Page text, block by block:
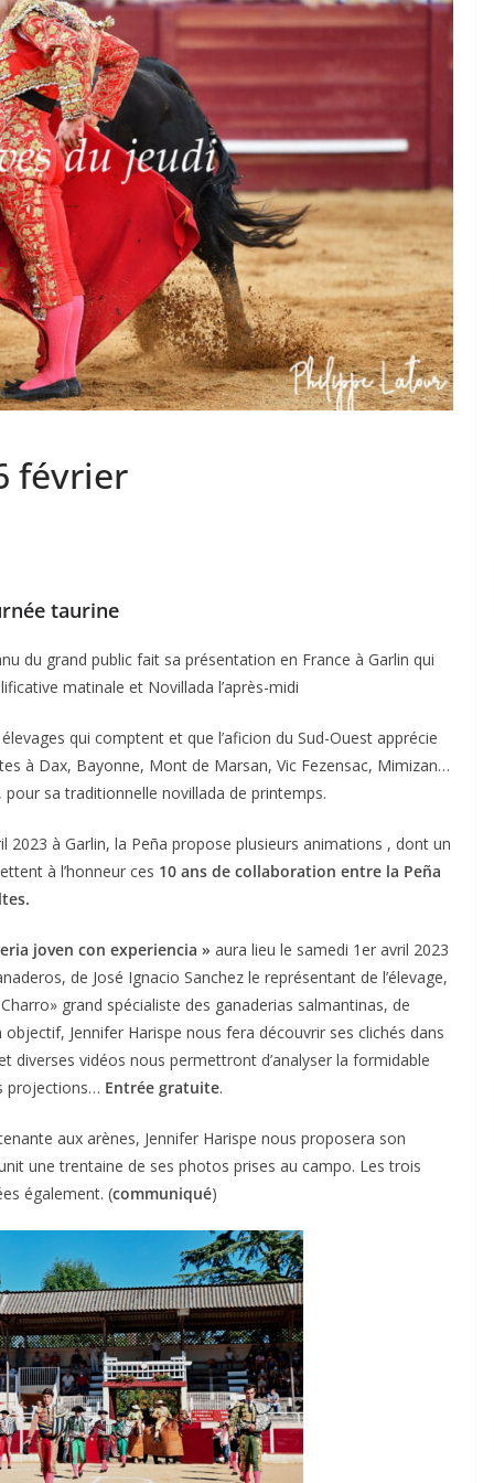
février
taurine
du grand public fait sa présentation en France à Garlin qui
matinale et Novillada l’après-midi
qui comptent et que l’aficion du Sud-Ouest apprécie
à Dax, Bayonne, Mont de Marsan, Vic Fezensac, Mimizan…
sa traditionnelle novillada de printemps.
2023 à Garlin, la Peña propose plusieurs animations , dont un
à l’honneur ces 10 ans de collaboration entre la Peña
joven con experiencia » aura lieu le samedi 1er avril 2023
de José Ignacio Sanchez le représentant de l’élevage,
grand spécialiste des ganaderias salmantinas, de
Jennifer Harispe nous fera découvrir ses clichés dans
diverses vidéos nous permettront d’analyser la formidable
projections… Entrée gratuite.
aux arènes, Jennifer Harispe nous proposera son
une trentaine de ses photos prises au campo. Les trois
également. (communiqué)
2026
en
ACTUALITÉS TAURINES PHOTOS TAURINES 2026
Bayonne, la corrida des
fêtes en photos
17/07/2026 Tertulias
ACTUALITÉS TAURINES
Istres : la feria des
ultimes émotions
18/06/2026 Olivier Castelnau